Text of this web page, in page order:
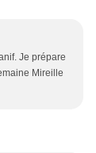
Je prépare
Mireille